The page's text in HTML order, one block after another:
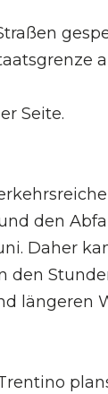
Seite.
den
Daher
den
längeren